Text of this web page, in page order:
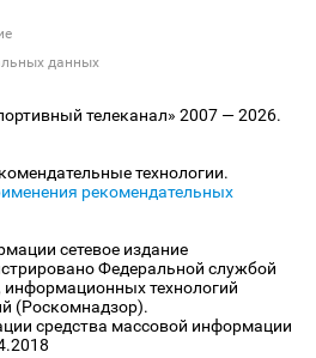
данных
телеканал» 2007 — 2026.
технологии.
рекомендательных
сетевое издание
Федеральной службой
информационных технологий
(Роскомнадзор).
средства массовой информации